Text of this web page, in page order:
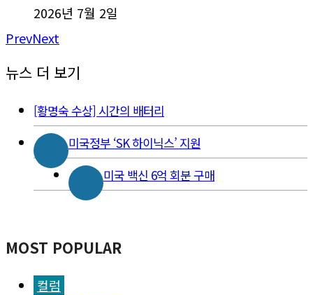
2026년 7월 2일
PrevNext
뉴스 더 보기
[황명숙 수상] 시간의 배터리
미국정부 ‘SK 하이닉스’ 지원
미국 백신 6억 회분 구매
MOST POPULAR
컬럼